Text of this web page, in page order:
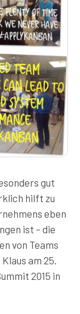
gut
hilft zu
eben
ist – die
von Teams
am 25.
2015 in